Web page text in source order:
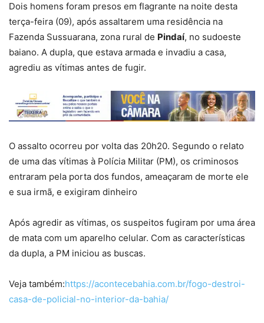
Dois homens foram presos em flagrante na noite desta
terça-feira (09), após assaltarem uma residência na
Fazenda Sussuarana, zona rural de Pindaí, no sudoeste
baiano. A dupla, que estava armada e invadiu a casa,
agrediu as vítimas antes de fugir.
O assalto ocorreu por volta das 20h20. Segundo o relato
de uma das vítimas à Polícia Militar (PM), os criminosos
entraram pela porta dos fundos, ameaçaram de morte ele
e sua irmã, e exigiram dinheiro
Após agredir as vítimas, os suspeitos fugiram por uma área
de mata com um aparelho celular. Com as características
da dupla, a PM iniciou as buscas.
Veja também:https://acontecebahia.com.br/fogo-destroi-
casa-de-policial-no-interior-da-bahia/